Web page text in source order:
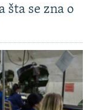
šta se zna o